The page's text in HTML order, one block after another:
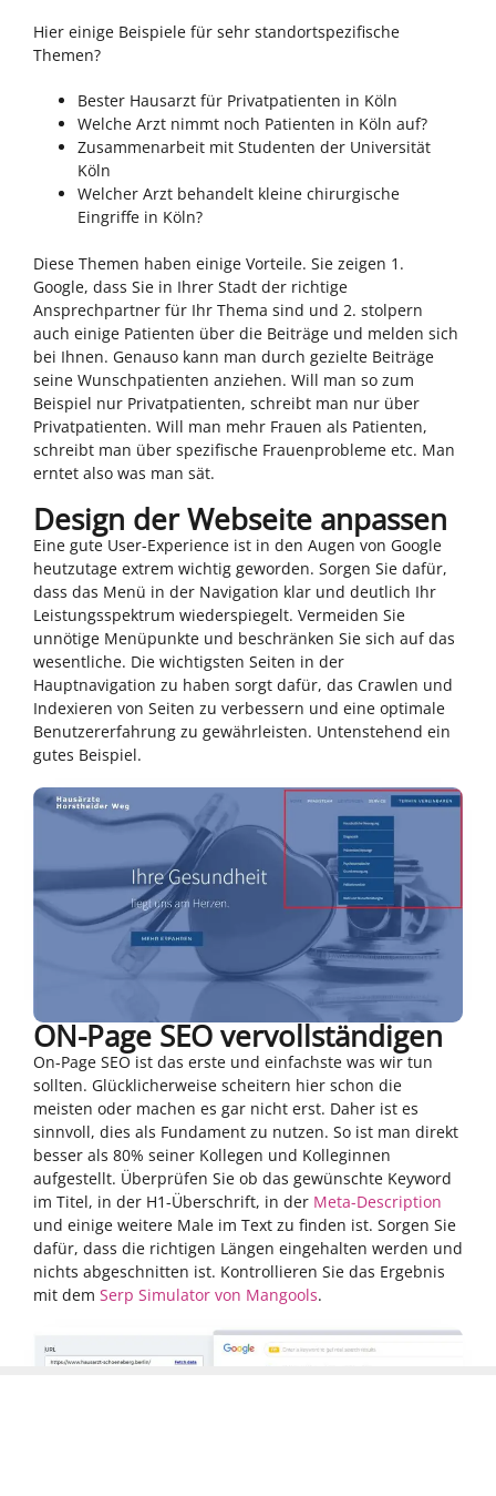
Hier einige Beispiele für sehr standortspezifische
Themen?
Bester Hausarzt für Privatpatienten in Köln
Welche Arzt nimmt noch Patienten in Köln auf?
Zusammenarbeit mit Studenten der Universität
Köln
Welcher Arzt behandelt kleine chirurgische
Eingriffe in Köln?
Diese Themen haben einige Vorteile. Sie zeigen 1.
Google, dass Sie in Ihrer Stadt der richtige
Ansprechpartner für Ihr Thema sind und 2. stolpern
auch einige Patienten über die Beiträge und melden sich
bei Ihnen. Genauso kann man durch gezielte Beiträge
seine Wunschpatienten anziehen. Will man so zum
Beispiel nur Privatpatienten, schreibt man nur über
Privatpatienten. Will man mehr Frauen als Patienten,
schreibt man über spezifische Frauenprobleme etc. Man
erntet also was man sät.
Design der Webseite anpassen
Eine gute User-Experience ist in den Augen von Google
heutzutage extrem wichtig geworden. Sorgen Sie dafür,
dass das Menü in der Navigation klar und deutlich Ihr
Leistungsspektrum wiederspiegelt. Vermeiden Sie
unnötige Menüpunkte und beschränken Sie sich auf das
wesentliche. Die wichtigsten Seiten in der
Hauptnavigation zu haben sorgt dafür, das Crawlen und
Indexieren von Seiten zu verbessern und eine optimale
Benutzererfahrung zu gewährleisten. Untenstehend ein
gutes Beispiel.
ON-Page SEO vervollständigen
On-Page SEO ist das erste und einfachste was wir tun
sollten. Glücklicherweise scheitern hier schon die
meisten oder machen es gar nicht erst. Daher ist es
sinnvoll, dies als Fundament zu nutzen. So ist man direkt
besser als 80% seiner Kollegen und Kolleginnen
aufgestellt. Überprüfen Sie ob das gewünschte Keyword
im Titel, in der H1-Überschrift, in der Meta-Description
und einige weitere Male im Text zu finden ist. Sorgen Sie
dafür, dass die richtigen Längen eingehalten werden und
nichts abgeschnitten ist. Kontrollieren Sie das Ergebnis
mit dem Serp Simulator von Mangools.